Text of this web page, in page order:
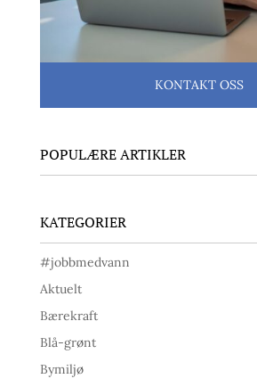
KONTAKT OSS
POPULÆRE ARTIKLER
KATEGORIER
#jobbmedvann
Aktuelt
Bærekraft
Blå-grønt
Bymiljø